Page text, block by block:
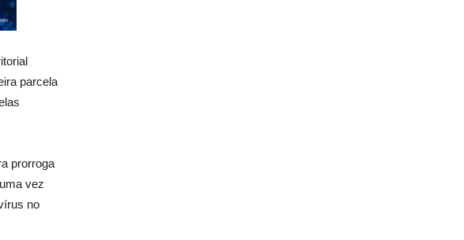
parcela
prorroga
vez
no